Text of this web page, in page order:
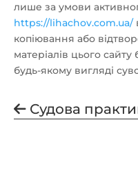
лише за умови
https://lihachov.com.ua/
копіювання або
матеріалів цього
будь-якому вигляді
Судова